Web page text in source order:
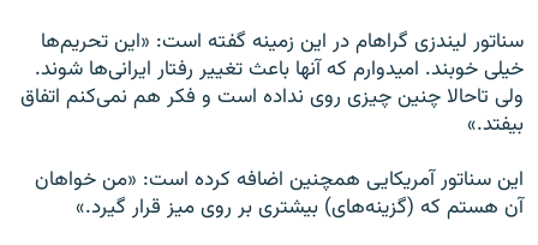
سناتور لیندزی گراهام در این زمینه گفته است: «این تحریم‌ها
خیلی خوبند. امیدوارم که آنها باعث تغییر رفتار ایرانی‌ها شوند.
ولی تاحالا چنین چیزی روی نداده است و فکر هم نمی‌کنم اتفاق
بیفتد.»
این سناتور آمریکایی همچنین اضافه کرده است: «من خواهان
آن هستم که (گزینه‌های) بیشتری بر روی میز قرار گیرد.»